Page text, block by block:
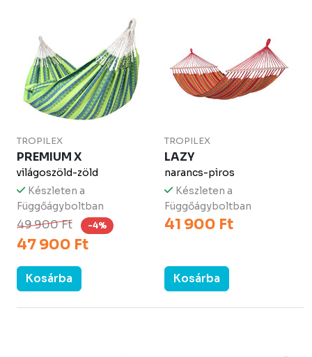
TROPILEX
PREMIUM X
világoszöld-zöld
Készleten a
Függőágyboltban
49 900 Ft -4%
47 900 Ft
Kosárba
TROPILEX
LAZY
narancs-piros
Készleten a
Függőágyboltban
41 900 Ft
Kosárba